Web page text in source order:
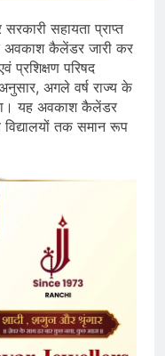
सहायता प्राप्त
अवकाश कैलेंडर जारी कर
प्रशिक्षण परिषद
अगले वर्ष राज्य के
यह अवकाश कैलेंडर
तक समान रूप